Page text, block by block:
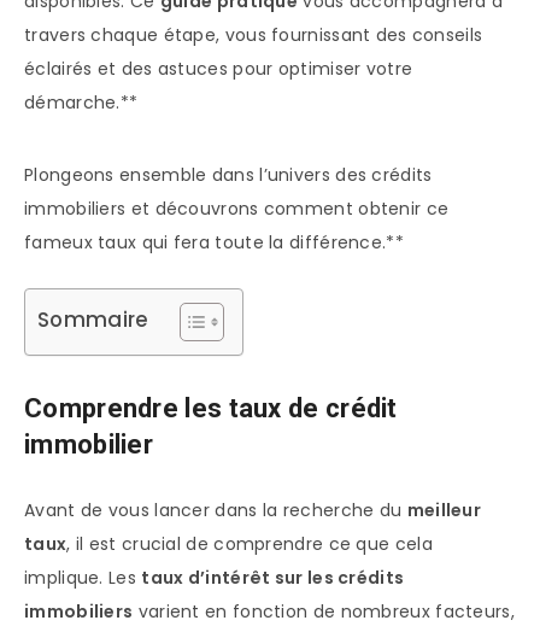
travers chaque étape, vous fournissant des conseils
éclairés et des astuces pour optimiser votre
démarche.**
Plongeons ensemble dans l’univers des crédits
immobiliers et découvrons comment obtenir ce
fameux taux qui fera toute la différence.**
Sommaire
Comprendre les taux de crédit
immobilier
Avant de vous lancer dans la recherche du meilleur
taux, il est crucial de comprendre ce que cela
implique. Les taux d’intérêt sur les crédits
immobiliers varient en fonction de nombreux facteurs,